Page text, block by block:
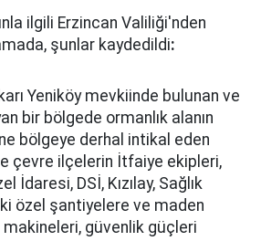
ilgili Erzincan Valiliği'nden
şunlar kaydedildi:
Yeniköy mevkiinde bulunan ve
bir bölgede ormanlık alanın
bölgeye derhal intikal eden
çevre ilçelerin İtfaiye ekipleri,
İdaresi, DSİ, Kızılay, Sağlık
özel şantiyelere ve maden
güvenlik güçleri